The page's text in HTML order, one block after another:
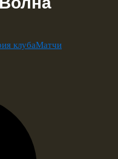
клубаМатчи